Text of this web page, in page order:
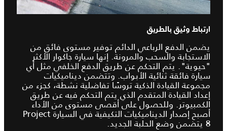
ارتباط وثيق بالطريق
يضمن الدفع الرباعي الدائم توفير مستوى فائق من
الاستجابة والسحب والمرونة. إنها سيارة جاكوار الأكثر
"حيوية". يتم التحكم عن طريق الدفع الخلفي مثل أي
سيارة فائقة ثنائية الأبواب. وتتضمن ديناميكيات
مجموعة القيادة الذكية تروسًا تفاضلية نشطة، كجزء من
إعداد القيادة المتقدم الذي يتم التحكم فيه عن طريق
الكمبيوتر. وللحصول على أقصى مستوى من الأداء
أصبح إصدار الديناميكيات التكيفية في السيارة Project
8 يتضمن وضع الحلبة الجديد.